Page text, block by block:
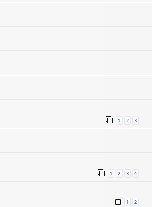
1 2 3
1 2 3 4
1 2